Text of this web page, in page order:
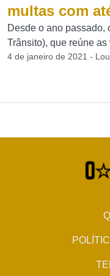
multas com
Desde o ano
Trânsito), que reúne as
4 de janeiro de 2021 -